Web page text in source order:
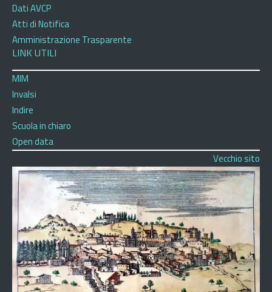
Dati AVCP
Atti di Notifica
Amministrazione Trasparente
LINK UTILI
MIM
Invalsi
Indire
Scuola in chiaro
Open data
Vecchio sito